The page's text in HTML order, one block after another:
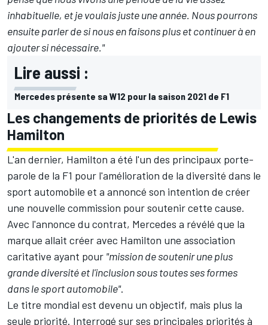
inhabituelle, et je voulais juste une année. Nous pourrons
ensuite parler de si nous en faisons plus et continuer à en
ajouter si nécessaire."
Lire aussi :
Mercedes présente sa W12 pour la saison 2021 de F1
Les changements de priorités de Lewis
Hamilton
L'an dernier, Hamilton a été l'un des principaux porte-
parole de la F1 pour l'amélioration de la diversité dans le
sport automobile et a annoncé son intention de créer
une nouvelle commission pour soutenir cette cause.
Avec l'annonce du contrat, Mercedes a révélé que la
marque allait créer avec Hamilton une association
caritative ayant pour "mission de soutenir une plus
grande diversité et l'inclusion sous toutes ses formes
dans le sport automobile".
Le titre mondial est devenu un objectif, mais plus la
seule priorité. Interrogé sur ses principales priorités à